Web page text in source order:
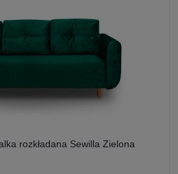
rozkładana Sewilla Zielona